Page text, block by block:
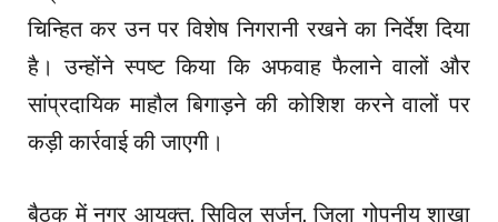
चिन्हित कर उन पर विशेष निगरानी रखने का निर्देश दिया
है। उन्होंने स्पष्ट किया कि अफवाह फैलाने वालों और
सांप्रदायिक माहौल बिगाड़ने की कोशिश करने वालों पर
कड़ी कार्रवाई की जाएगी।
बैठक में नगर आयुक्त, सिविल सर्जन, जिला गोपनीय शाखा